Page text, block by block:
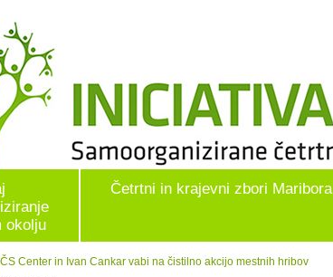
okolju
Četrtni in krajevni zbori Maribora
Center in Ivan Cankar vabi na čistilno akcijo mestnih hribov